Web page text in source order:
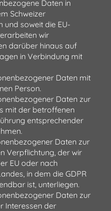
Daten in
Schweizer
und soweit die EU-
wir
darüber hinaus auf
in Verbindung mit
Daten mit
Person.
Daten zur
mit der betroffenen
entsprechender
Daten zur
Verpflichtung, der wir
EU oder nach
in dem die GDPR
ist, unterliegen.
Daten zur
Interessen der